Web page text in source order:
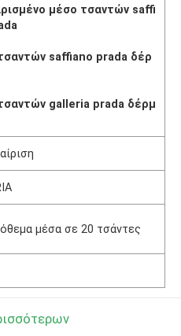
μέσο τσαντών saffi
saffiano prada δέρ
galleria prada δέρμ
μέσα σε 20 τσάντες